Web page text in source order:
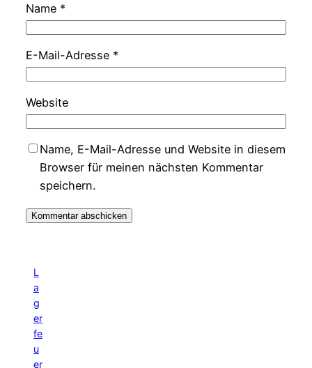
Name *
E-Mail-Adresse *
Website
Name, E-Mail-Adresse und Website in diesem
Browser für meinen nächsten Kommentar
speichern.
L
a
g
er
fe
u
er